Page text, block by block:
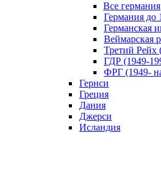
Все германия
Германия до
Германская
Веймарская
Третий Рейх
ГДР (1949-
ФРГ (1949-
Гернси
Греция
Дания
Джерси
Исландия